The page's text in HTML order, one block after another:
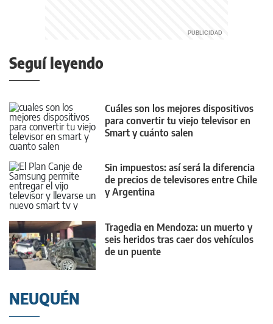
Seguí leyendo
Cuáles son los mejores dispositivos
para convertir tu viejo televisor en
Smart y cuánto salen
Sin impuestos: así será la diferencia
de precios de televisores entre Chile
y Argentina
Tragedia en Mendoza: un muerto y
seis heridos tras caer dos vehículos
de un puente
NEUQUÉN